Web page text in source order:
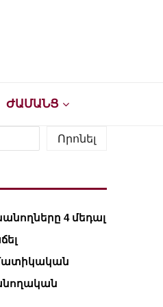
ԺԱՄԱՆՑ
Որոնել
4 մեդալ